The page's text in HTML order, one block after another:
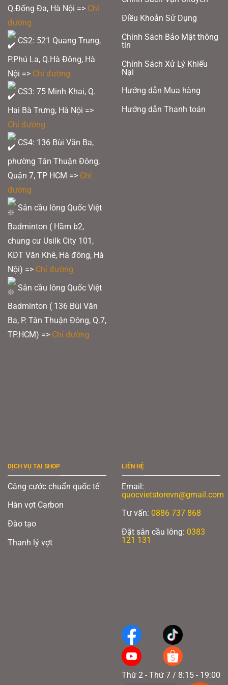
Reactive Honeycomb Core:Kết hợp hoàn hảo giữa sức mạnh và độ chính xác,
đáp ứng mọi nhu cầu của người chơi chuyên nghiệp.
Giải đấu Thomas Cup và Uber Cup 2026
Carbon-Framed Design:
Khung Carbon được bọc hoàn toàn để tăng cường
độ bền và sức mạnh.
Vợt Pickleball chính hãng giá rẻ
Địa chỉ mua vợt Pickleball và vợt Cầu Lông giá rẻ, chính hãng
CS1: 7A ngõ 850 đường Láng, P.Láng Thượng, Q.Đống Đa, Hà Nội
CS2: 521 Quang Trung, P.Phú La, Q.Hà Đông, Hà Nội
CS3: 75 Minh Khai, Q. Hai Bà Trưng, Hà Nội
Sân cầu lông Quốc Việt Badminton: Tầng hầm B2 toà U-Silk 101, Khu đô
thị Văn Khê, Hà Đông, Hà Nội
Sân cầu lông Quốc Việt Badminton ( 136 Bùi Văn Ba, P. Tân Thuận Đông,
Q.7, TP.HCM)
Q.Đống Đa, Hà Nội => Chỉ
đường
CS2: 521 Quang Trung,
P.Phú La, Q.Hà Đông, Hà
Nội => Chỉ đường
CS3: 75 Minh Khai, Q.
Hai Bà Trưng, Hà Nội =>
Chỉ đường
CS4: 136 Bùi Văn Ba,
phường Tân Thuận Đông,
Quận 7, TP HCM => Chỉ
đường
Sân cầu lông Quốc Việt
Badminton ( Hầm b2,
chung cư Usilk City 101,
KĐT Văn Khê, Hà đông, Hà
Nội) => Chỉ đường
Sân cầu lông Quốc Việt
Badminton ( 136 Bùi Văn
Ba, P. Tân Thuận Đông, Q.7,
TP.HCM) => Chỉ đường
Điều Khoản Sử Dụng
Chính Sách Bảo Mật thông
tin
Chính Sách Xử Lý Khiếu
Nại
Hướng dẫn Mua hàng
Hướng dẫn Thanh toán
DỊCH VỤ TẠI SHOP
Căng cước chuẩn quốc tế
Hàn vợt Carbon
Đào tạo
Thanh lý vợt
LIÊN HỆ
Email:
quocvietstorevn@gmail.com
Tư vấn: 0886 737 868
Đặt sân cầu lông: 0383
121 131
Thứ 2 - Thứ 7 / 8:15 - 19:00